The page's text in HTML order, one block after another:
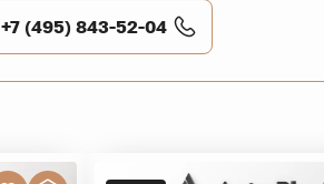
+7 (495) 843-52-04